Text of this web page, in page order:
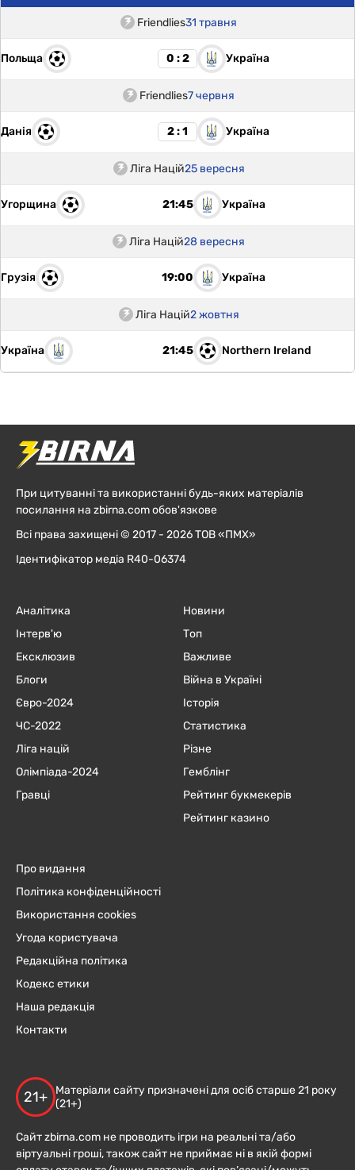
Friendlies31 травня
Польща 0 : 2 Україна
Friendlies7 червня
Данія 2 : 1 Україна
Ліга Націй25 вересня
Угорщина 21:45 Україна
Ліга Націй28 вересня
Грузія 19:00 Україна
Ліга Націй2 жовтня
Україна 21:45 Northern Ireland
При цитуванні та використанні будь-яких матеріалів
посилання на zbirna.com обов'язкове
Всі права захищені © 2017 - 2026 ТОВ «ПМХ»
Ідентифікатор медіа R40-06374
Аналітика
Інтерв'ю
Ексклюзив
Блоги
Євро-2024
ЧC-2022
Ліга націй
Олімпіада-2024
Гравці
Новини
Топ
Важливе
Війна в Україні
Історія
Статистика
Різне
Гемблінг
Рейтинг букмекерів
Рейтинг казино
Про видання
Політика конфіденційності
Використання cookies
Угода користувача
Редакційна політика
Кодекс етики
Наша редакція
Контакти
21+
Матеріали сайту призначені для осіб старше 21 року
(21+)
Сайт zbirna.com не проводить ігри на реальні та/або
віртуальні гроші, також сайт не приймає ні в якій формі